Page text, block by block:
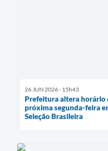
26 JUN 2026 - 15h43
Prefeitura altera horário
próxima segunda-feira
Seleção Brasileira